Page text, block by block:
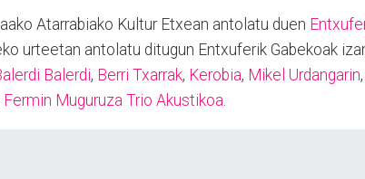
Atarrabiako Kultur Etxean antolatu duen
urteetan antolatu ditugun Entxuferik Gabekoak
Balerdi, Berri Txarrak, Kerobia, Mikel Urdangarin,
Fermin Muguruza Trio Akustikoa.